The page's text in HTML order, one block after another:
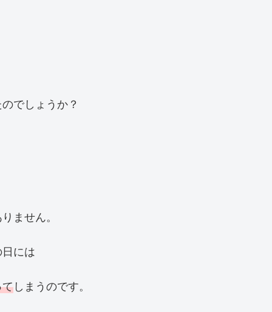
でしょうか？
ません。
には
しまうのです。